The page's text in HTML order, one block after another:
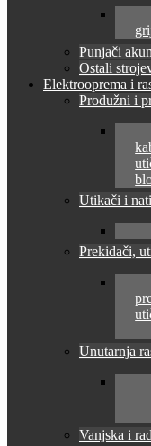
Punjači
Ostali
Elektrooprema i
Produžni i
Utikači i
Prekidači,
Unutarnja
Vanjska i